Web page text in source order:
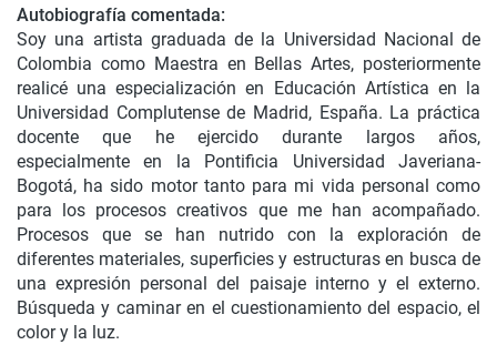
Autobiografía comentada:
Soy una artista graduada de la Universidad Nacional de
Colombia como Maestra en Bellas Artes, posteriormente
realicé una especialización en Educación Artística en la
Universidad Complutense de Madrid, España. La práctica
docente que he ejercido durante largos años,
especialmente en la Pontificia Universidad Javeriana-
Bogotá, ha sido motor tanto para mi vida personal como
para los procesos creativos que me han acompañado.
Procesos que se han nutrido con la exploración de
diferentes materiales, superficies y estructuras en busca de
una expresión personal del paisaje interno y el externo.
Búsqueda y caminar en el cuestionamiento del espacio, el
color y la luz.